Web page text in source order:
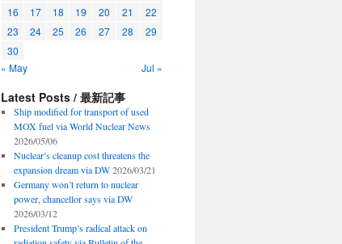
16
17 18 19 20 21
22
23
24 25 26 27 28
29
30
« May
Jul »
Latest Posts / 最新記事
Ship modified for transport of used
MOX fuel via World Nuclear News
2026/05/06
Nuclear’s cleanup cost threatens the
expansion dream via DW 2026/03/21
Germany won’t return to nuclear
power, chancellor says via DW
2026/03/12
President Trump’s radical attack on